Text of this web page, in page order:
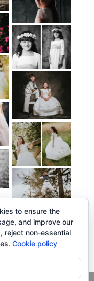
|Aviso Legal|Política de
to ensure the
and improve our
reject non-essential
Cookie policy